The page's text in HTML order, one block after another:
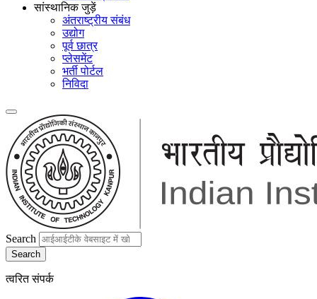
सांस्थानिक जुड़ें
अंतराष्ट्रीय संबंध
उद्योग
पूर्व छात्र
प्लेसमेंट
भर्ती पोर्टल
निविदा
Search
त्वरित संपर्क